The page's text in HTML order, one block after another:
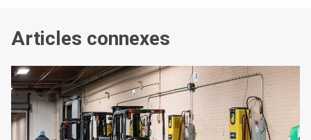
Articles connexes